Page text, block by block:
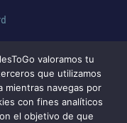
valoramos tu
que utilizamos
mientras navegas por
con fines analíticos
el objetivo de que